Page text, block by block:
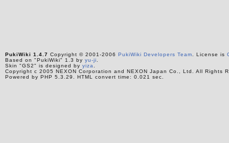
PukiWiki 1.4.7 Copyright © 2001-2006 PukiWiki Developers Team . License is
Based on "PukiWiki" 1.3 by yu-ji
Skin "GS2" is designed by yiza
Copyright c 2005 NEXON Corporation and NEXON Japan Co., Ltd. All Rights
Powered by PHP 5.3.29. HTML convert time: 0.021 sec.